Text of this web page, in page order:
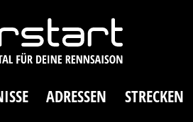
ADRESSEN STRECKEN